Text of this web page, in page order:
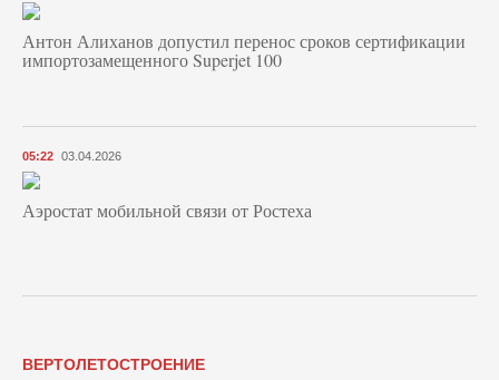
Антон Алиханов допустил перенос сроков сертификации
импортозамещенного Superjet 100
05:22 03.04.2026
Аэростат мобильной связи от Ростеха
ВЕРТОЛЕТОСТРОЕНИЕ